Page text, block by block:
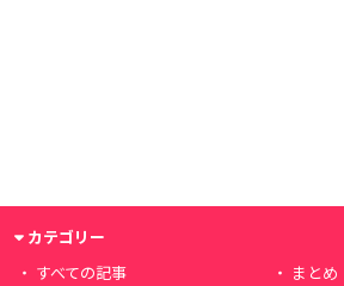
カテゴリー
すべての記事
まとめ